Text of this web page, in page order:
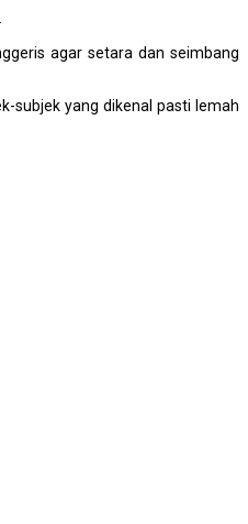
agar setara dan seimbang
subjek yang dikenal pasti lemah